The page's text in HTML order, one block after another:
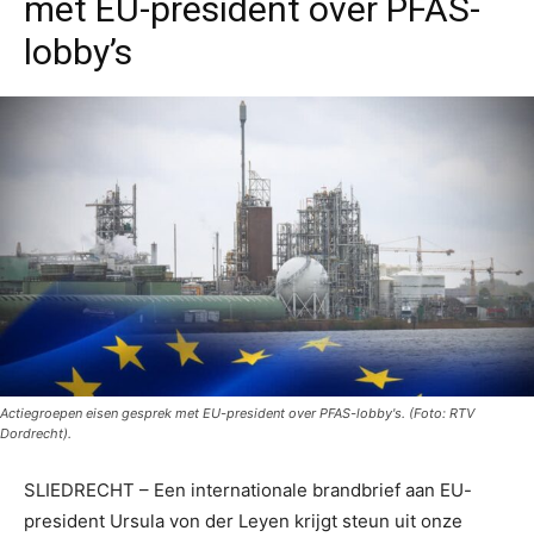
met EU-president over PFAS-
lobby’s
Actiegroepen eisen gesprek met EU-president over PFAS-lobby's. (Foto: RTV
Dordrecht).
SLIEDRECHT – Een internationale brandbrief aan EU-
president Ursula von der Leyen krijgt steun uit onze